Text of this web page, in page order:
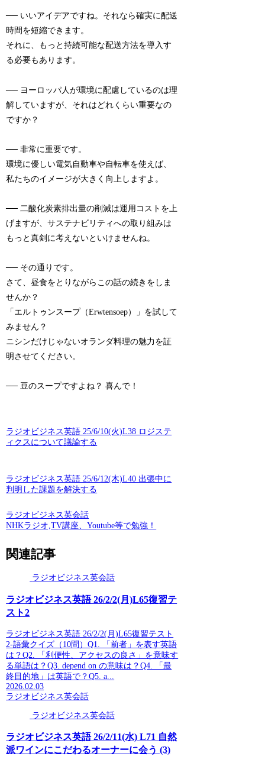
── いいアイデアですね。それなら確実に配送
時間を短縮できます。
それに、もっと持続可能な配送方法を導入す
る必要もあります。
── ヨーロッパ人が環境に配慮しているのは理
解していますが、それはどれくらい重要なの
ですか？
── 非常に重要です。
環境に優しい電気自動車や自転車を使えば、
私たちのイメージが大きく向上しますよ。
── 二酸化炭素排出量の削減は運用コストを上
げますが、サステナビリティへの取り組みは
もっと真剣に考えないといけませんね。
── その通りです。
さて、昼食をとりながらこの話の続きをしま
せんか？
「エルトゥンスープ（Erwtensoep）」を試して
みません？
ニシンだけじゃないオランダ料理の魅力を証
明させてください。
── 豆のスープですよね？ 喜んで！
ラジオビジネス英語 25/6/10(火)L38 ロジステ
ィクスについて議論する
ラジオビジネス英語 25/6/12(木)L40 出張中に
判明した課題を解決する
ラジオビジネス英会話
NHKラジオ,TV講座、Youtube等で勉強！
関連記事
ラジオビジネス英会話
ラジオビジネス英語 26/2/2(月)L65復習テ
スト2
ラジオビジネス英語 26/2/2(月)L65復習テスト
2-語彙クイズ（10問）Q1. 「前者」を表す英語
は？Q2. 「利便性、アクセスの良さ」を意味す
る単語は？Q3. depend on の意味は？Q4. 「最
終目的地」は英語で？Q5. a...
2026.02.03
ラジオビジネス英会話
ラジオビジネス英会話
ラジオビジネス英語 26/2/11(水) L71 自然
派ワインにこだわるオーナーに会う (3)